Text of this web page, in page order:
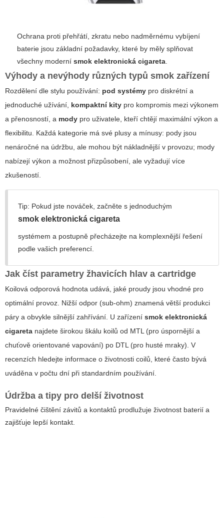
Ochrana proti přehřátí, zkratu nebo nadměrnému vybíjení
baterie jsou základní požadavky, které by měly splňovat
všechny moderní smok elektronická cigareta.
Výhody a nevýhody různých typů smok zařízení
Rozdělení dle stylu používání: pod systémy pro diskrétní a
jednoduché užívání, kompaktní kity pro kompromis mezi výkonem
a přenosností, a mody pro uživatele, kteří chtějí maximální výkon a
flexibilitu. Každá kategorie má své plusy a mínusy: pody jsou
nenáročné na údržbu, ale mohou být nákladnější v provozu; mody
nabízejí výkon a možnost přizpůsobení, ale vyžadují více
zkušeností.
Tip: Pokud jste nováček, začněte s jednoduchým
smok elektronická cigareta
systémem a postupně přecházejte na komplexnější řešení
podle vašich preferencí.
Jak číst parametry žhavicích hlav a cartridge
Koilová odporová hodnota udává, jaké proudy jsou vhodné pro
optimální provoz. Nižší odpor (sub-ohm) znamená větší produkci
páry a obvykle silnější zahřívání. U zařízení smok elektronická
cigareta najdete širokou škálu koilů od MTL (pro úspornější a
chuťově orientované vapování) po DTL (pro husté mraky). V
recenzích hledejte informace o životnosti coilů, které často bývá
uváděna v počtu dní při standardním používání.
Údržba a tipy pro delší životnost
Pravidelné čištění závitů a kontaktů prodlužuje životnost baterií a
zajišťuje lepší kontakt.